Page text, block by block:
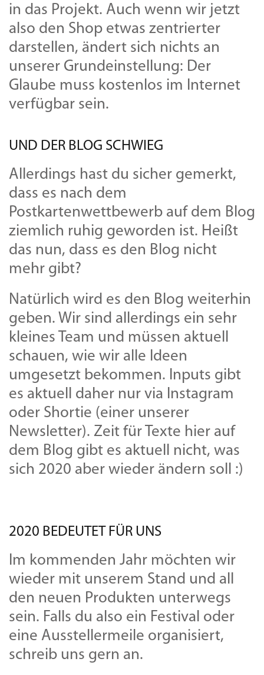
in das Projekt. Auch wenn wir jetzt
also den Shop etwas zentrierter
darstellen, ändert sich nichts an
unserer Grundeinstellung: Der
Glaube muss kostenlos im Internet
verfügbar sein.
UND DER BLOG SCHWIEG
Allerdings hast du sicher gemerkt,
dass es nach dem
Postkartenwettbewerb auf dem Blog
ziemlich ruhig geworden ist. Heißt
das nun, dass es den Blog nicht
mehr gibt?
Natürlich wird es den Blog weiterhin
geben. Wir sind allerdings ein sehr
kleines Team und müssen aktuell
schauen, wie wir alle Ideen
umgesetzt bekommen. Inputs gibt
es aktuell daher nur via Instagram
oder Shortie (einer unserer
Newsletter). Zeit für Texte hier auf
dem Blog gibt es aktuell nicht, was
sich 2020 aber wieder ändern soll :)
2020 BEDEUTET FÜR UNS
Im kommenden Jahr möchten wir
wieder mit unserem Stand und all
den neuen Produkten unterwegs
sein. Falls du also ein Festival oder
eine Ausstellermeile organisiert,
schreib uns gern an.